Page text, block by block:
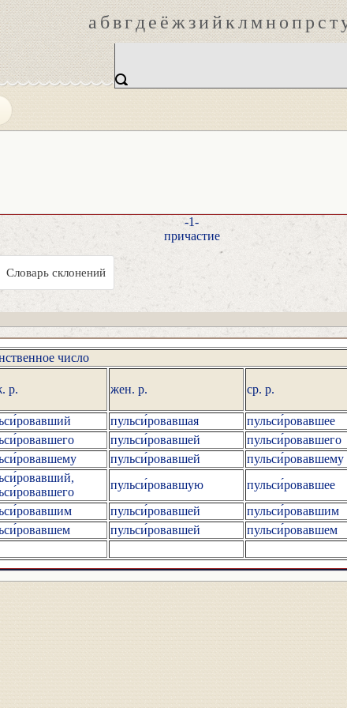
абвгдеёжзийклмнопрст
-1-
причастие
Словарь склонений
число
р. жен. р. ср. р.
пульси́ровавшая пульси́ровавшее
пульси́ровавшей пульси́ровавшего
пульси́ровавшей пульси́ровавшему
пульси́ровавшую пульси́ровавшее
пульси́ровавшей пульси́ровавшим
пульси́ровавшей пульси́ровавшем